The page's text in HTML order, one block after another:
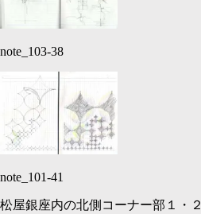
note_103-38
note_101-41
松屋銀座内の北側コーナー部１・